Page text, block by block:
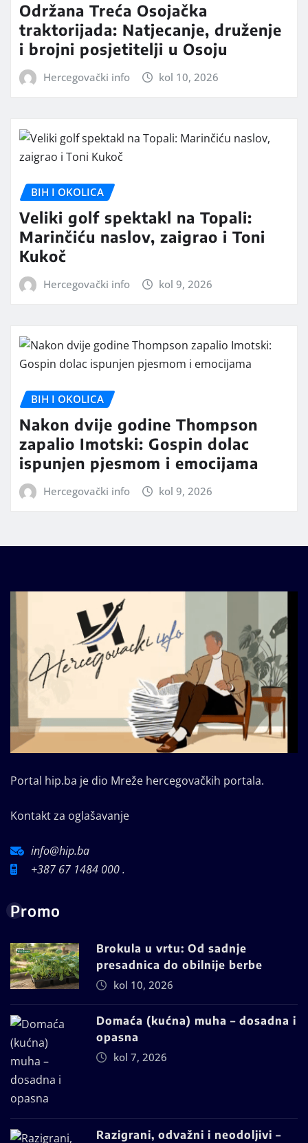
Održana Treća Osojačka
traktorijada: Natjecanje, druženje
i brojni posjetitelji u Osoju
Hercegovački info kol 10, 2026
BIH I OKOLICA
Veliki golf spektakl na Topali:
Marinčiću naslov, zaigrao i Toni
Kukoč
Hercegovački info kol 9, 2026
BIH I OKOLICA
Nakon dvije godine Thompson
zapalio Imotski: Gospin dolac
ispunjen pjesmom i emocijama
Hercegovački info kol 9, 2026
Portal hip.ba je dio Mreže hercegovačkih portala.
Kontakt za oglašavanje
info@hip.ba
+387 67 1484 000 .
Promo
Brokula u vrtu: Od sadnje
presadnica do obilnije berbe
kol 10, 2026
Domaća (kućna) muha – dosadna i
opasna
kol 7, 2026
Razigrani, odvažni i neodoljivi –